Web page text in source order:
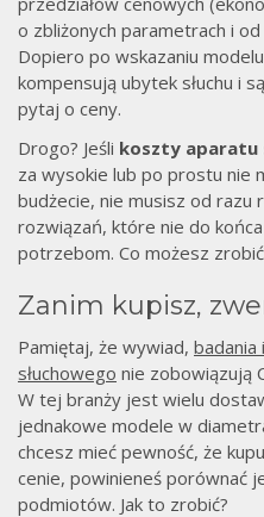
o zbliżonych parametrach i
Dopiero po wskazaniu
kompensują ubytek słuchu i
pytaj o ceny.
Drogo? Jeśli koszty aparatu
za wysokie lub po prostu nie
budżecie, nie musisz od razu
rozwiązań, które nie do
potrzebom. Co możesz
Zanim kupisz,
Pamiętaj, że wywiad, badania
słuchowego nie zobowiązują
W tej branży jest wielu
jednakowe modele w
chcesz mieć pewność, że
cenie, powinieneś porównać
podmiotów. Jak to zrobić?